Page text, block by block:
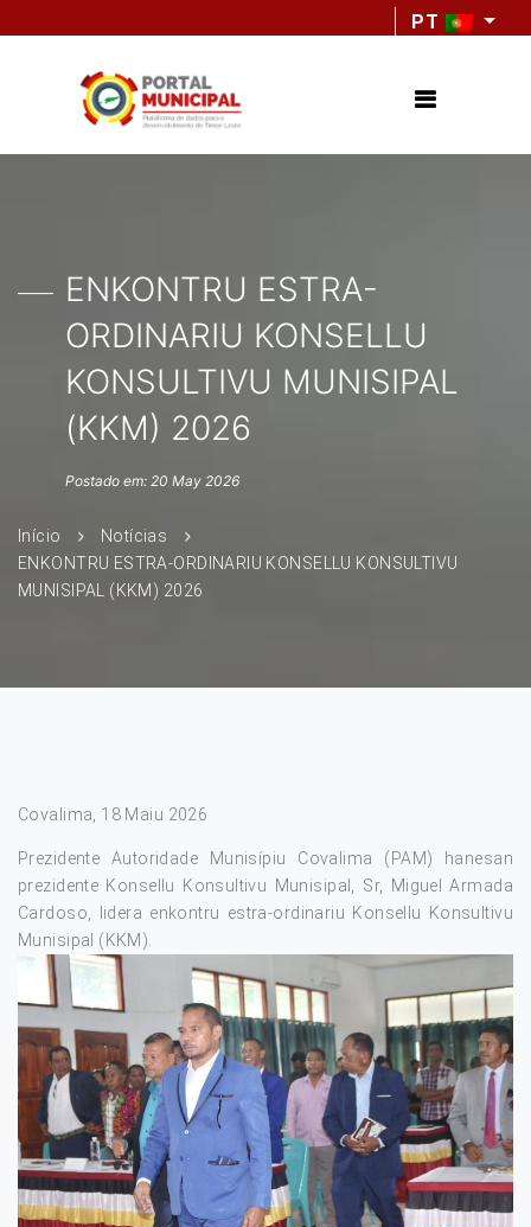
PT
ENKONTRU ESTRA-
ORDINARIU KONSELLU
KONSULTIVU MUNISIPAL
(KKM) 2026
Postado em: 20 May 2026
Início
Notícias
ENKONTRU ESTRA-ORDINARIU KONSELLU KONSULTIVU
MUNISIPAL (KKM) 2026
Covalima, 18 Maiu 2026
Prezidente Autoridade Munisípiu Covalima (PAM) hanesan
prezidente Konsellu Konsultivu Munisipal, Sr, Miguel Armada
Cardoso, lidera enkontru estra-ordinariu Konsellu Konsultivu
Munisipal (KKM).